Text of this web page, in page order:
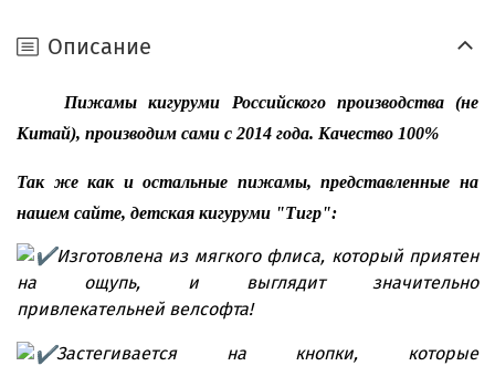
Описание
Пижамы кигуруми Российского производства (не
Китай), производим сами с 2014 года. Качество 100%
Так же как и остальные пижамы, представленные на
нашем сайте, детская кигуруми "Тигр":
Изготовлена из мягкого флиса, который приятен
на ощупь, и выглядит значительно
привлекательней велсофта!
Застегивается на кнопки, которые